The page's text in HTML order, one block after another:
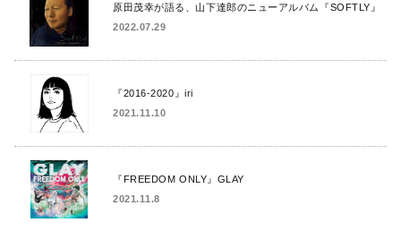
原田茂幸が語る、山下達郎のニューアルバム『SOFTLY』
2022.07.29
『2016-2020』iri
2021.11.10
『FREEDOM ONLY』GLAY
2021.11.8